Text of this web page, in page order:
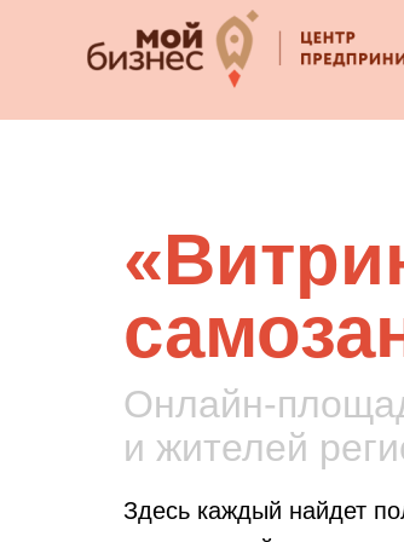
Здесь каждый найдет
Онлайн-
и жителей